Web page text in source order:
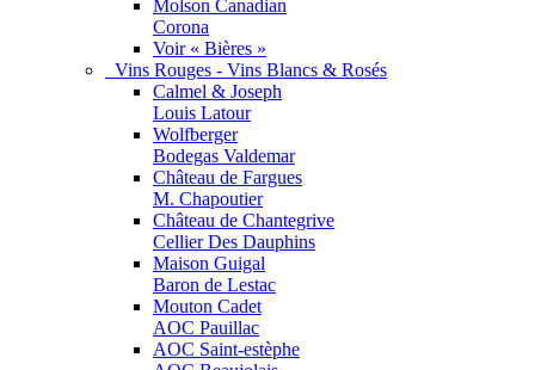
Molson Canadian
Corona
Voir « Bières »
Vins Rouges - Vins Blancs & Rosés
Calmel & Joseph
Louis Latour
Wolfberger
Bodegas Valdemar
Château de Fargues
M. Chapoutier
Château de Chantegrive
Cellier Des Dauphins
Maison Guigal
Baron de Lestac
Mouton Cadet
AOC Pauillac
AOC Saint-estèphe